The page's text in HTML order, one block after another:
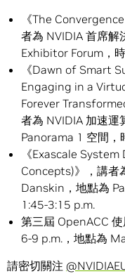
《The
者為 NVIDIA 首席解
Exhibitor Forum，
《Dawn of Smart
Engaging in a
Forever
者為 NVIDIA 加速
Panorama 1 空間
《Exascale
Concepts)》，講者
Danskin，地點為
1:45-3:15 p.m.
第三屆 OpenACC
6-9 p.m.，地點為
請密切關注